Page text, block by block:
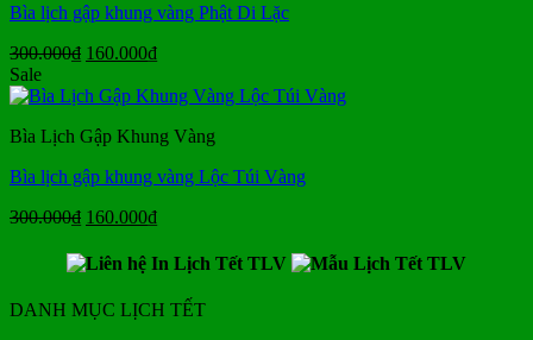
Bìa lịch gập khung vàng Phật Di Lặc
300.000₫ Giá
là:
160.000₫Giá
tại
160.000₫.
Sale
Bìa Lịch Gập Khung Vàng
Bìa lịch gập khung vàng Lộc Túi Vàng
300.000₫ Giá
là:
300.000₫.
160.000₫Giá
tại
160.000₫.
DANH MỤC LỊCH TẾT